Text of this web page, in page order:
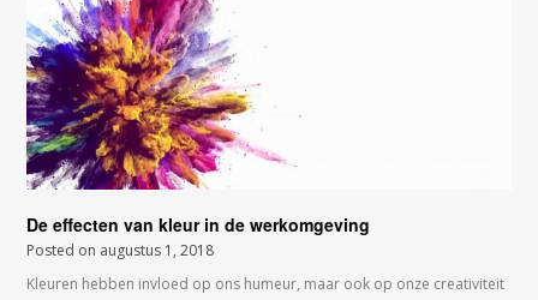
De effecten van kleur in de werkomgeving
Posted on augustus 1, 2018
Kleuren hebben invloed op ons humeur, maar ook op onze creativiteit